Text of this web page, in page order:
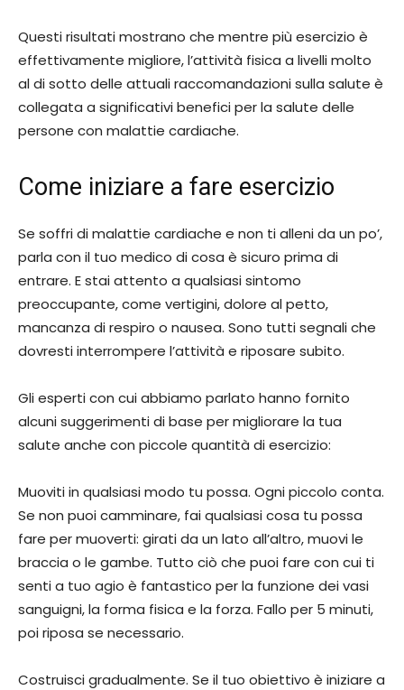
Questi risultati mostrano che mentre più esercizio è
effettivamente migliore, l’attività fisica a livelli molto
al di sotto delle attuali raccomandazioni sulla salute è
collegata a significativi benefici per la salute delle
persone con malattie cardiache.
Come iniziare a fare esercizio
Se soffri di malattie cardiache e non ti alleni da un po’,
parla con il tuo medico di cosa è sicuro prima di
entrare. E stai attento a qualsiasi sintomo
preoccupante, come vertigini, dolore al petto,
mancanza di respiro o nausea. Sono tutti segnali che
dovresti interrompere l’attività e riposare subito.
Gli esperti con cui abbiamo parlato hanno fornito
alcuni suggerimenti di base per migliorare la tua
salute anche con piccole quantità di esercizio:
Muoviti in qualsiasi modo tu possa. Ogni piccolo conta.
Se non puoi camminare, fai qualsiasi cosa tu possa
fare per muoverti: girati da un lato all’altro, muovi le
braccia o le gambe. Tutto ciò che puoi fare con cui ti
senti a tuo agio è fantastico per la funzione dei vasi
sanguigni, la forma fisica e la forza. Fallo per 5 minuti,
poi riposa se necessario.
Costruisci gradualmente. Se il tuo obiettivo è iniziare a